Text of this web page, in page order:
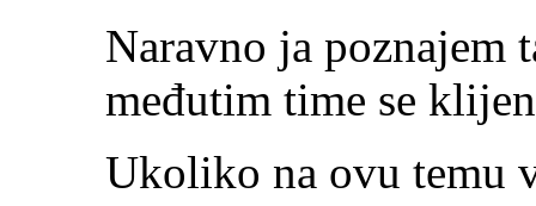
Naravno ja poznajem
međutim time se
Ukoliko na ovu temu